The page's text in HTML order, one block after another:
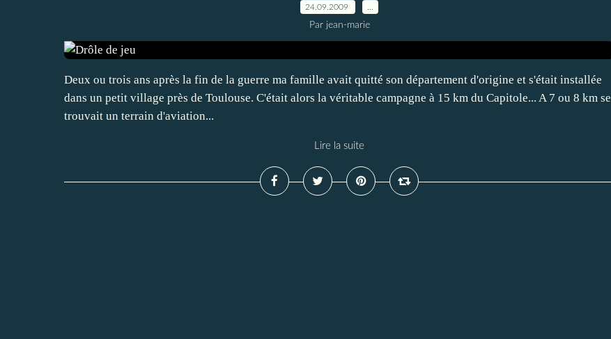
24.09.2009
Par jean-marie
Deux ou trois ans après la fin de la guerre ma famille avait quitté son département d'origine et s'était installée
dans un petit village près de Toulouse. C'était alors la véritable campagne à 15 km du Capitole... A 7 ou 8 km se
trouvait un terrain d'aviation...
Lire la suite